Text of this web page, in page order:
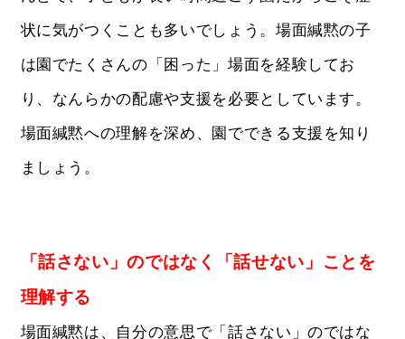
状に気がつくことも多いでしょう。場面緘黙の子
は園でたくさんの「困った」場面を経験してお
り、なんらかの配慮や支援を必要としています。
場面緘黙への理解を深め、園でできる支援を知り
ましょう。
「話さない」のではなく「話せない」ことを
理解する
場面緘黙は、自分の意思で「話さない」のではな